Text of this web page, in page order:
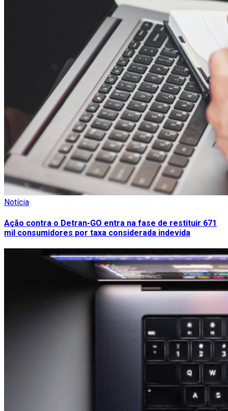
Notícia
Ação contra o Detran-GO entra na fase de restituir 671
mil consumidores por taxa considerada indevida